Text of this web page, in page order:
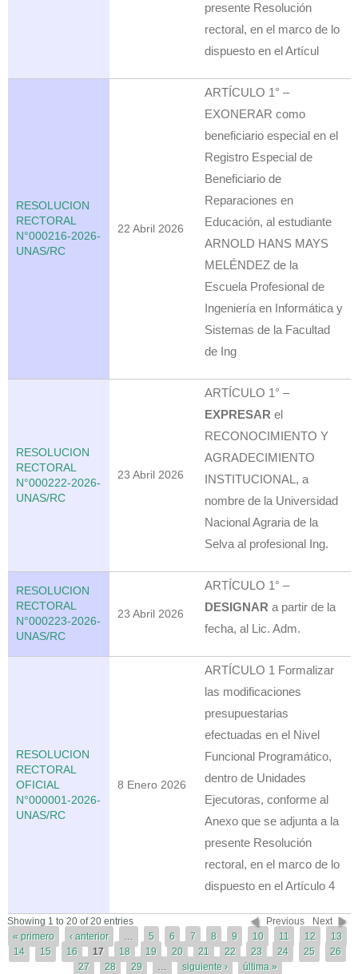
presente Resolución
rectoral, en el marco de lo
dispuesto en el Artícul
RESOLUCION
RECTORAL
N°000216-2026-
UNAS/RC
22 Abril 2026
ARTÍCULO 1° –
EXONERAR como
beneficiario especial en el
Registro Especial de
Beneficiario de
Reparaciones en
Educación, al estudiante
ARNOLD HANS MAYS
MELÉNDEZ de la
Escuela Profesional de
Ingeniería en Informática y
Sistemas de la Facultad
de Ing
RESOLUCION
RECTORAL
N°000222-2026-
UNAS/RC
23 Abril 2026
ARTÍCULO 1° –
EXPRESARel
RECONOCIMIENTO Y
AGRADECIMIENTO
INSTITUCIONAL, a
nombre de la Universidad
Nacional Agraria de la
Selva al profesional Ing.
RESOLUCION
RECTORAL
N°000223-2026-
UNAS/RC
23 Abril 2026
ARTÍCULO 1° –
DESIGNARa partir de la
fecha, al Lic. Adm.
RESOLUCION
RECTORAL
OFICIAL
N°000001-2026-
UNAS/RC
8 Enero 2026
ARTÍCULO 1 Formalizar
las modificaciones
presupuestarias
efectuadas en el Nivel
Funcional Programático,
dentro de Unidades
Ejecutoras, conforme al
Anexo que se adjunta a la
presente Resolución
rectoral, en el marco de lo
dispuesto en el Artículo 4
Showing 1 to 20 of 20 entries Previous Next
Páginas
« primero ‹ anterior … 5 6 7 8 9 10 11 12
13
14
15 16 17 18 19 20 21 22 23 24 25
26
27
28 29 … siguiente › última »